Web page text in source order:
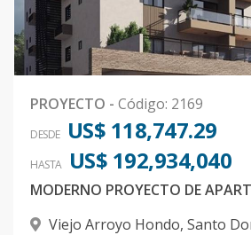
Código
302F
Código1800-1
3 2
PROYECTO - Código: 2169
DESDE US$ 118,747.29
HASTA US$ 192,934,040
Viejo Arroyo Hondo, Santo